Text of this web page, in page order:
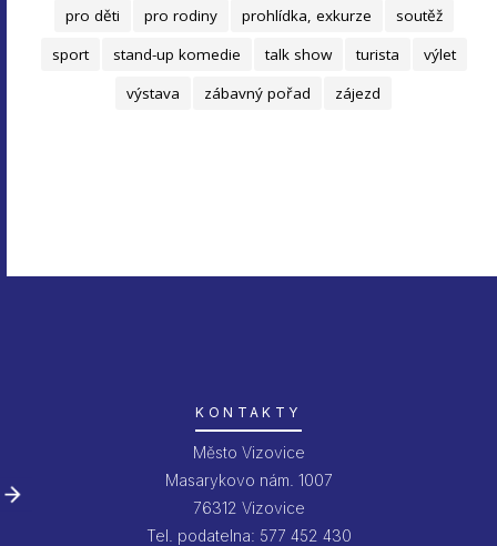
pro děti
pro rodiny prohlídka, exkurze
soutěž
sport
stand-up komedie talk show turista
výlet
výstava
zábavný pořad zájezd
KONTAKTY
Město Vizovice
Masarykovo nám. 1007
76312 Vizovice
Tel. podatelna: 577 452 430